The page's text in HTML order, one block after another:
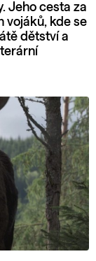
Jeho cesta za
vojáků, kde se
dětství a